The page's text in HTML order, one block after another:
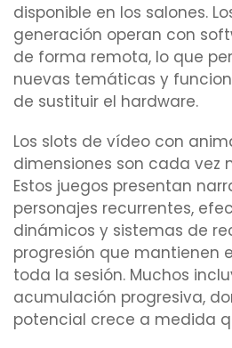
disponible en los salones.
generación operan con
de forma remota, lo que
nuevas temáticas y
de sustituir el hardware.
Los slots de vídeo con
dimensiones son cada vez
Estos juegos presentan
personajes recurrentes,
dinámicos y sistemas de
progresión que mantienen
toda la sesión. Muchos
acumulación progresiva,
potencial crece a medida